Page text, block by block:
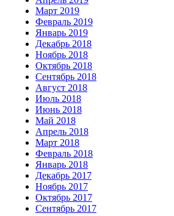
Март 2019
Февраль 2019
Январь 2019
Декабрь 2018
Ноябрь 2018
Октябрь 2018
Сентябрь 2018
Август 2018
Июль 2018
Июнь 2018
Май 2018
Апрель 2018
Март 2018
Февраль 2018
Январь 2018
Декабрь 2017
Ноябрь 2017
Октябрь 2017
Сентябрь 2017